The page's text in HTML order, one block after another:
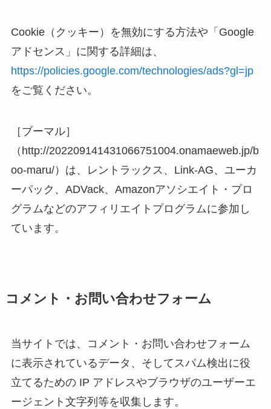
Cookie（クッキー）を無効にする方法や「Google
アドセンス」に関する詳細は、
https://policies.google.com/technologies/ads?gl=jp
をご覧ください。
［ブーマル］
（http://202209141431066751004.onamaeweb.jp/b
oo-maru/）は、レントラックス、Link-AG、ユーカ
ーパック、ADVack、Amazonアソシエイト・プロ
グラムなどのアフィリエイトプログラムに参加し
ています。
コメント・お問い合わせフォーム
当サイトでは、コメント・お問い合わせフォーム
に表示されているデータ、そしてスパム検出に役
立てるための IP アドレスやブラウザのユーザーエ
ージェント文字列等を収集します。